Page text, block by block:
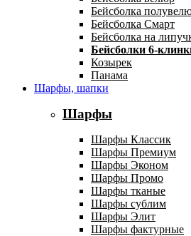
Бейсболка
Бейсболка Смарт
Бейсболка на
Бейсболки 6-
Козырек
Панама
Шарфы, шапки
Шарфы
Шарфы Классик
Шарфы Премиум
Шарфы Эконом
Шарфы Промо
Шарфы тканые
Шарфы сублим
Шарфы Элит
Шарфы фактурные